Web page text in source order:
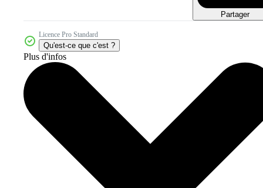
Partager
Licence Pro Standard
Qu'est-ce que c'est ?
Plus d'infos